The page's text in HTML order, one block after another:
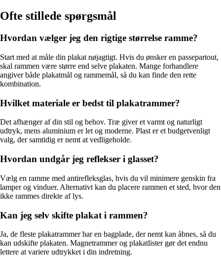
Ofte stillede spørgsmål
Hvordan vælger jeg den rigtige størrelse ramme?
Start med at måle din plakat nøjagtigt. Hvis du ønsker en passepartout,
skal rammen være større end selve plakaten. Mange forhandlere
angiver både plakatmål og rammemål, så du kan finde den rette
kombination.
Hvilket materiale er bedst til plakatrammer?
Det afhænger af din stil og behov. Træ giver et varmt og naturligt
udtryk, mens aluminium er let og moderne. Plast er et budgetvenligt
valg, der samtidig er nemt at vedligeholde.
Hvordan undgår jeg reflekser i glasset?
Vælg en ramme med antirefleksglas, hvis du vil minimere genskin fra
lamper og vinduer. Alternativt kan du placere rammen et sted, hvor den
ikke rammes direkte af lys.
Kan jeg selv skifte plakat i rammen?
Ja, de fleste plakatrammer har en bagplade, der nemt kan åbnes, så du
kan udskifte plakaten. Magnetrammer og plakatlister gør det endnu
lettere at variere udtrykket i din indretning.